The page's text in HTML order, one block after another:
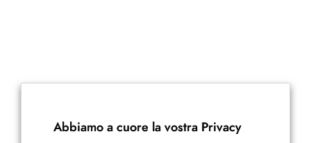
Abbiamo a cuore la vostra Privacy